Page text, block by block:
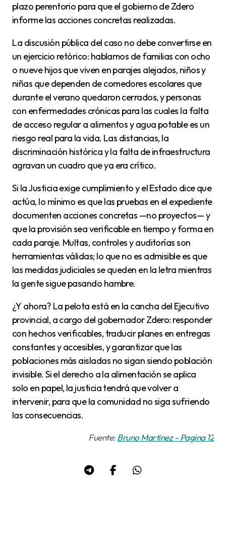
plazo perentorio para que el gobierno de Zdero
informe las acciones concretas realizadas.
La discusión pública del caso no debe convertirse en
un ejercicio retórico: hablamos de familias con ocho
o nueve hijos que viven en parajes alejados, niños y
niñas que dependen de comedores escolares que
durante el verano quedaron cerrados, y personas
con enfermedades crónicas para las cuales la falta
de acceso regular a alimentos y agua potable es un
riesgo real para la vida. Las distancias, la
discriminación histórica y la falta de infraestructura
agravan un cuadro que ya era crítico.
Si la Justicia exige cumplimiento y el Estado dice que
actúa, lo mínimo es que las pruebas en el expediente
documenten acciones concretas —no proyectos— y
que la provisión sea verificable en tiempo y forma en
cada paraje. Multas, controles y auditorías son
herramientas válidas; lo que no es admisible es que
las medidas judiciales se queden en la letra mientras
la gente sigue pasando hambre.
¿Y ahora? La pelota está en la cancha del Ejecutivo
provincial, a cargo del gobernador Zdero: responder
con hechos verificables, traducir planes en entregas
constantes y accesibles, y garantizar que las
poblaciones más aisladas no sigan siendo población
invisible. Si el derecho a la alimentación se aplica
solo en papel, la justicia tendrá que volver a
intervenir, para que la comunidad no siga sufriendo
las consecuencias.
Fuente:Bruno Martinez - Pagina 12